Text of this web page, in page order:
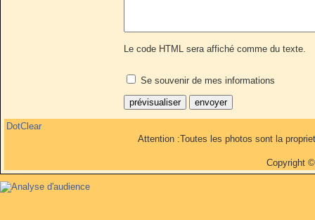
Le code HTML sera affiché comme du texte.
Se souvenir de mes informations
DotClear
Attention :Toutes les photos sont la
Copyright